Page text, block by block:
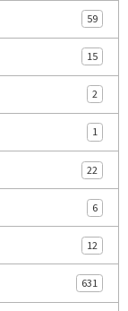
59
15
2
1
22
6
12
631